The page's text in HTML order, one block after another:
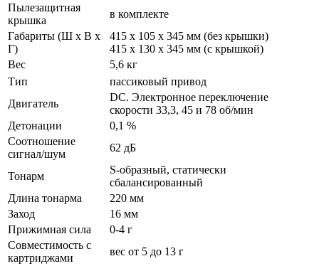
Пылезащитная
крышка
в комплекте
Габариты (Ш х В х
Г)
415 х 105 х 345 мм (без крышки)
415 х 130 х 345 мм (с крышкой)
Вес
5,6 кг
Тип
пассиковый привод
Двигатель
DC. Электронное переключение
скорости 33,3, 45 и 78 об/мин
Детонации
0,1 %
Соотношение
сигнал/шум
62 дБ
Тонарм
S-образный, статически
сбалансированный
Длина тонарма
220 мм
Заход
16 мм
Прижимная сила
0-4 г
Совместимость с
картриджами
вес от 5 до 13 г